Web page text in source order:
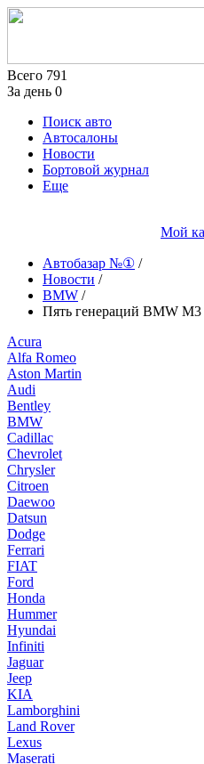
Всего 791
За день 0
Поиск авто
Автосалоны
Новости
Бортовой журнал
Еще
Мой
Автобазар №① /
Новости /
BMW /
Пять генераций BMW M3
Acura
Alfa Romeo
Aston Martin
Audi
Bentley
BMW
Cadillac
Chevrolet
Chrysler
Citroen
Daewoo
Datsun
Dodge
Ferrari
FIAT
Ford
Honda
Hummer
Hyundai
Infiniti
Jaguar
Jeep
KIA
Lamborghini
Land Rover
Lexus
Maserati